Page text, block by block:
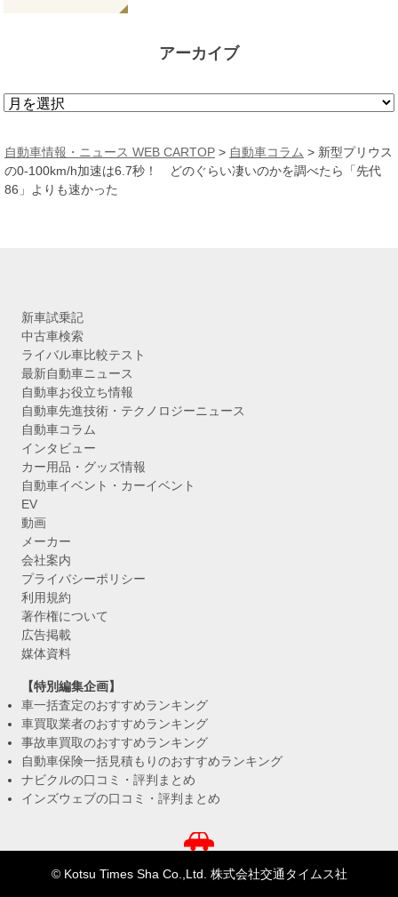
アーカイブ
ア
カ
イ
ブ
自動車情報・ニュース WEB CARTOP > 自動車コラム > 新型プリウス
の0-100km/h加速は6.7秒！ どのぐらい凄いのかを調べたら「先代
86」よりも速かった
新車試乗記
中古車検索
ライバル車比較テスト
最新自動車ニュース
自動車お役立ち情報
自動車先進技術・テクノロジーニュース
自動車コラム
インタビュー
カー用品・グッズ情報
自動車イベント・カーイベント
EV
動画
メーカー
会社案内
プライバシーポリシー
利用規約
著作権について
広告掲載
媒体資料
【特別編集企画】
車一括査定のおすすめランキング
車買取業者のおすすめランキング
事故車買取のおすすめランキング
自動車保険一括見積もりのおすすめランキング
ナビクルの口コミ・評判まとめ
インズウェブの口コミ・評判まとめ
© Kotsu Times Sha Co.,Ltd. 株式会社交通タイムス社